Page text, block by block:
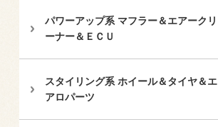
パワーアップ系 マフラー＆エアークリ
ーナー＆ＥＣＵ
スタイリング系 ホイール＆タイヤ＆エ
アロパーツ